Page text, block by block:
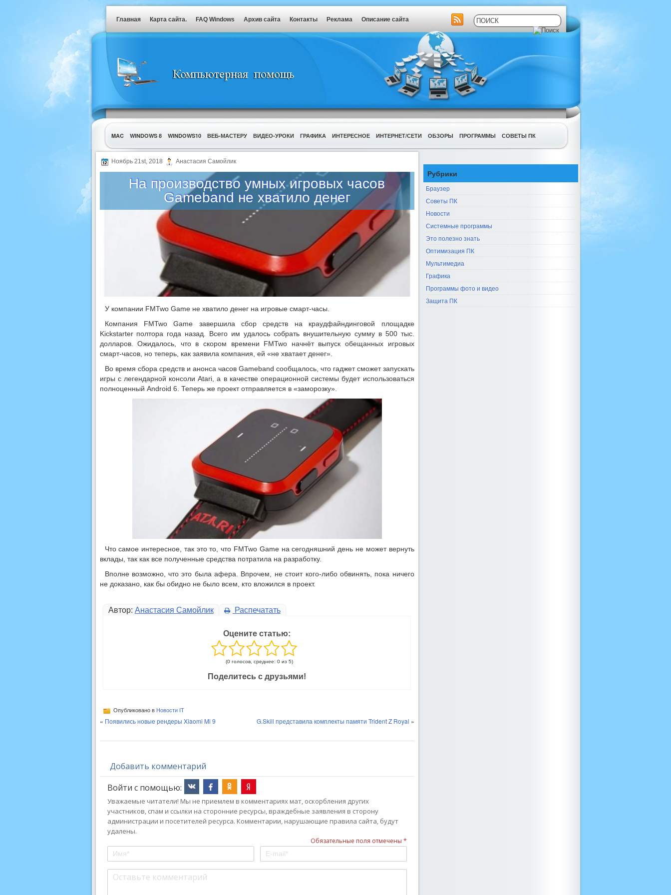
Главная Карта сайта. FAQ Windows Архив сайта Контакты Реклама Описание сайта
MAC WINDOWS 8 WINDOWS10 ВЕБ-МАСТЕРУ ВИДЕО-УРОКИ ГРАФИКА ИНТЕРЕСНОЕ ИНТЕРНЕТ/СЕТИ ОБЗОРЫ ПРОГРАММЫ СОВЕТЫ ПК
УТИЛИТЫ
Ноябрь 21st, 2018 Анастасия Самойлик
На производство умных игровых часов
Gameband не хватило денег
У компании FMTwo Game не хватило денег на игровые смарт-часы.
Компания FMTwo Game завершила сбор средств на краудфайндинговой площадке
Kickstarter полтора года назад. Всего им удалось собрать внушительную сумму в 500 тыс.
долларов. Ожидалось, что в скором времени FMTwo начнёт выпуск обещанных игровых
смарт-часов, но теперь, как заявила компания, ей «не хватает денег».
Во время сбора средств и анонса часов Gameband сообщалось, что гаджет сможет запускать
игры с легендарной консоли Atari, а в качестве операционной системы будет использоваться
полноценный Android 6. Теперь же проект отправляется в «заморозку».
Что самое интересное, так это то, что FMTwo Game на сегодняшний день не может вернуть
вклады, так как все полученные средства потратила на разработку.
Вполне возможно, что это была афера. Впрочем, не стоит кого-либо обвинять, пока ничего
не доказано, как бы обидно не было всем, кто вложился в проект.
Автор: Анастасия Самойлик Распечатать
Оцените статью:
(0 голосов, среднее: 0 из 5)
Поделитесь с друзьями!
Опубликовано в Новости IT
« Появились новые рендеры Xiaomi Mi 9 G.Skill представила комплекты памяти Trident Z Royal »
Добавить комментарий
Войти с помощью:
Уважаемые читатели! Мы не приемлем в комментариях мат, оскорбления других
участников, спам и ссылки на сторонние ресурсы, враждебные заявления в сторону
администрации и посетителей ресурса. Комментарии, нарушающие правила сайта, будут
удалены.
Обязательные поля отмечены *
Рубрики
Браузер
Советы ПК
Новости
Системные программы
Это полезно знать
Оптимизация ПК
Мультимедиа
Графика
Программы фото и видео
Защита ПК